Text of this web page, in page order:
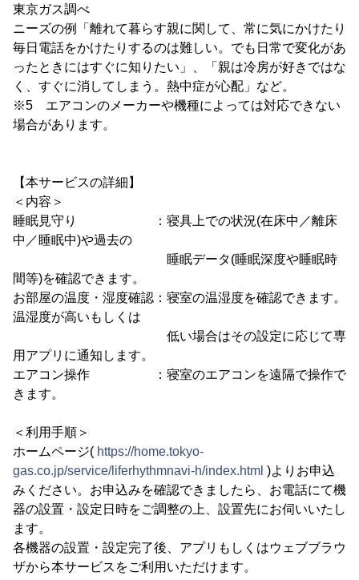
東京ガス調べ
ニーズの例「離れて暮らす親に関して、常に気にかけたり
毎日電話をかけたりするのは難しい。でも日常で変化があ
ったときにはすぐに知りたい」、「親は冷房が好きではな
く、すぐに消してしまう。熱中症が心配」など。
※5 エアコンのメーカーや機種によっては対応できない
場合があります。
【本サービスの詳細】
＜内容＞
睡眠見守り ：寝具上での状況(在床中／離床
中／睡眠中)や過去の
睡眠データ(睡眠深度や睡眠時
間等)を確認できます。
お部屋の温度・湿度確認：寝室の温湿度を確認できます。
温湿度が高いもしくは
低い場合はその設定に応じて専
用アプリに通知します。
エアコン操作 ：寝室のエアコンを遠隔で操作で
きます。
＜利用手順＞
ホームページ( https://home.tokyo-
gas.co.jp/service/liferhythmnavi-h/index.html )よりお申込
みください。お申込みを確認できましたら、お電話にて機
器の設置・設定日時をご調整の上、設置先にお伺いいたし
ます。
各機器の設置・設定完了後、アプリもしくはウェブブラウ
ザから本サービスをご利用いただけます。